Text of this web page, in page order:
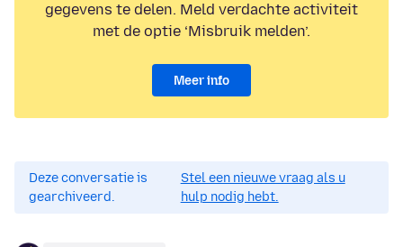
gegevens te delen. Meld verdachte activiteit
met de optie ‘Misbruik melden’.
Meer info
Deze conversatie is
gearchiveerd.
Stel een nieuwe vraag als u
hulp nodig hebt.